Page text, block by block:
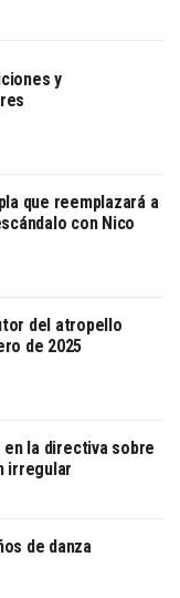
y
que reemplazará a
con Nico
del atropello
de 2025
en la directiva sobre
irregular
de danza